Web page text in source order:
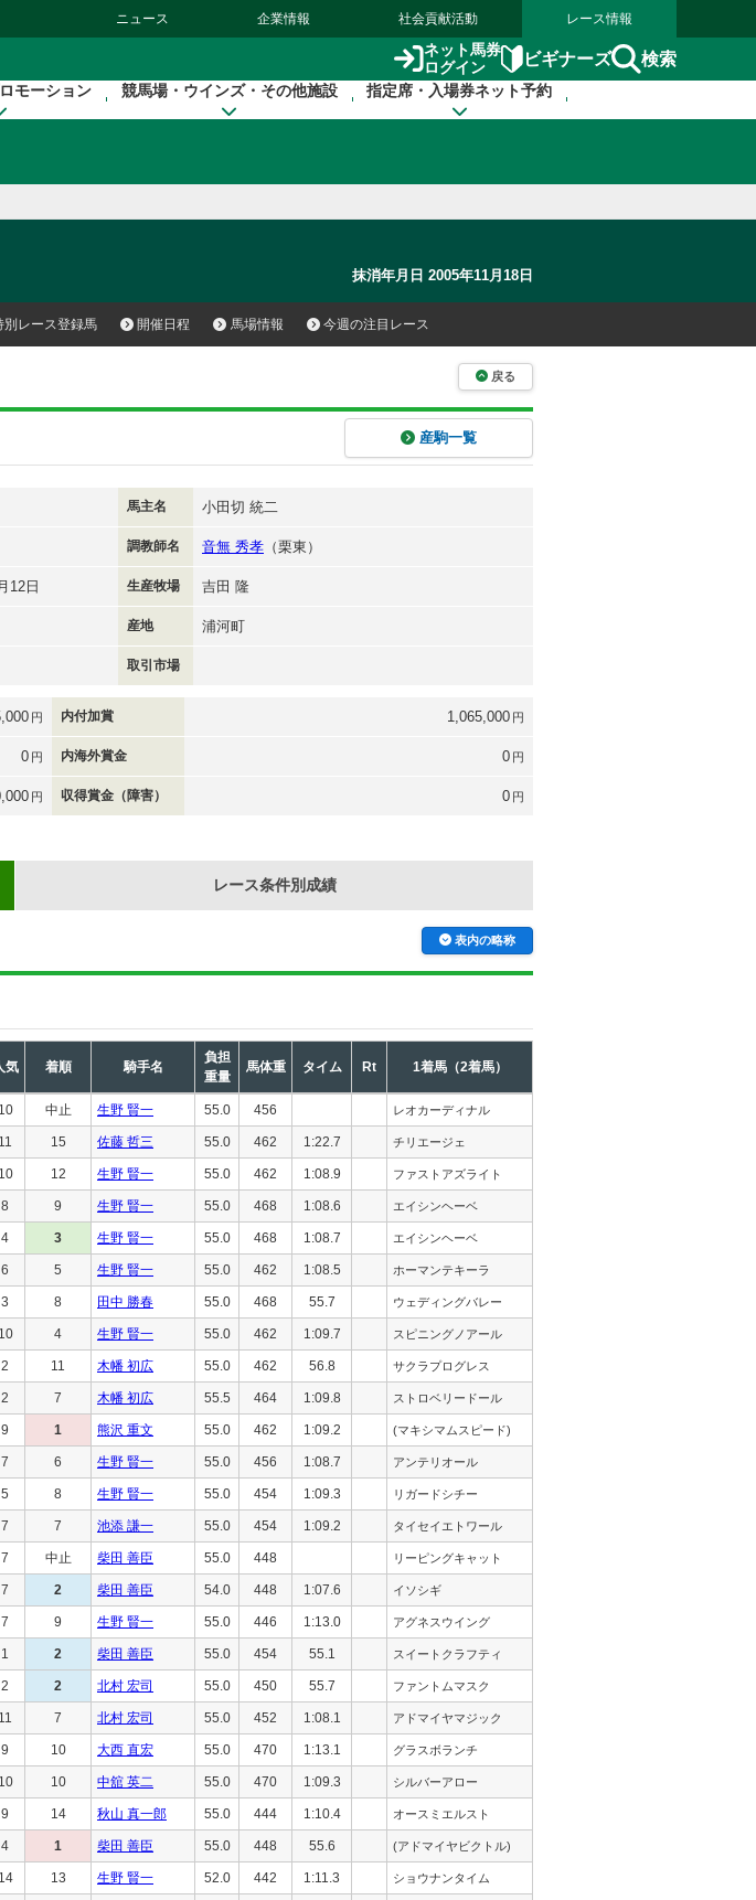
ニュース 企業情報 社会貢献活動 レース情報
ネット馬券
ログイン
ビギナーズ 検索
モーション 競馬場・ウインズ・その他施設 指定席・入場券ネット予約
抹消年月日 2005年11月18日
別レース登録馬 開催日程 馬場情報 今週の注目レース
戻る
産駒一覧
馬主名 小田切 統二
調教師名 音無 秀孝 （栗東）
12日 生産牧場 吉田 隆
産地 浦河町
取引市場
円 内付加賞 1,065,000 円
0 円 内海外賞金 0 円
円 収得賞金（障害） 0 円
レース条件別成績
表内の略称
気 着順 騎手名
負担
重量
馬体重 タイム Rt 1着馬（2着馬）
10 中止 生野 賢一 55.0 456 レオカーディナル
11 15 佐藤 哲三 55.0 462 1:22.7 チリエージェ
10 12 生野 賢一 55.0 462 1:08.9 ファストアズライト
8 9 生野 賢一 55.0 468 1:08.6 エイシンヘーベ
4 3 生野 賢一 55.0 468 1:08.7 エイシンヘーベ
6 5 生野 賢一 55.0 462 1:08.5 ホーマンテキーラ
3 8 田中 勝春 55.0 468 55.7 ウェディングバレー
10 4 生野 賢一 55.0 462 1:09.7 スピニングノアール
2 11 木幡 初広 55.0 462 56.8 サクラプログレス
2 7 木幡 初広 55.5 464 1:09.8 ストロベリードール
9 1 熊沢 重文 55.0 462 1:09.2 (マキシマムスピード)
7 6 生野 賢一 55.0 456 1:08.7 アンテリオール
5 8 生野 賢一 55.0 454 1:09.3 リガードシチー
7 7 池添 謙一 55.0 454 1:09.2 タイセイエトワール
7 中止 柴田 善臣 55.0 448 リーピングキャット
7 2 柴田 善臣 54.0 448 1:07.6 イソシギ
7 9 生野 賢一 55.0 446 1:13.0 アグネスウイング
1 2 柴田 善臣 55.0 454 55.1 スイートクラフティ
2 2 北村 宏司 55.0 450 55.7 ファントムマスク
11 7 北村 宏司 55.0 452 1:08.1 アドマイヤマジック
9 10 大西 直宏 55.0 470 1:13.1 グラスボランチ
10 10 中舘 英二 55.0 470 1:09.3 シルバーアロー
9 14 秋山 真一郎 55.0 444 1:10.4 オースミエルスト
4 1 柴田 善臣 55.0 448 55.6 (アドマイヤビクトル)
14 13 生野 賢一 52.0 442 1:11.3 ショウナンタイム